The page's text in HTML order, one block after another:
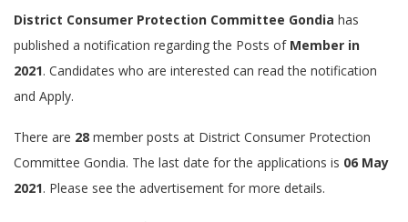
District Consumer Protection Committee Gondia has
published a notification regarding the Posts ofMember in
2021. Candidates who are interested can read the notification
and Apply.
There are 28 member posts at District Consumer Protection
Committee Gondia. The last date for the applications is 06 May
2021. Please see the advertisement for more details.